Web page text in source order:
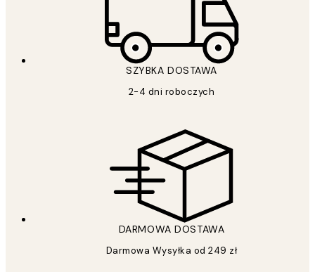
SZYBKA DOSTAWA
2-4 dni roboczych
DARMOWA DOSTAWA
Darmowa Wysyłka od 249 zł